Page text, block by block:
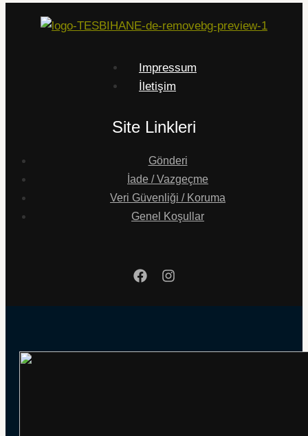
Impressum
İletişim
Site Linkleri
Gönderi
İade / Vazgeçme
Veri Güvenliği / Koruma
Genel Koşullar